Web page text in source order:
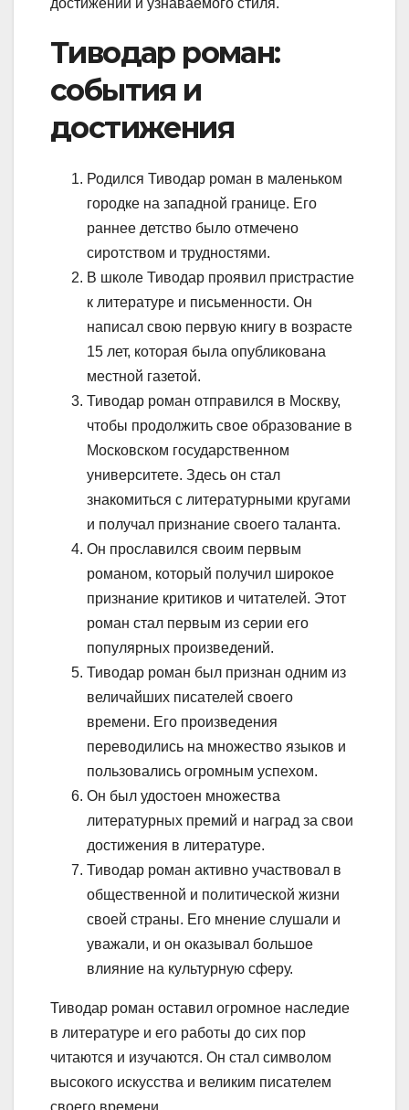
достижений и узнаваемого стиля.
Тиводар роман:
события и
достижения
Родился Тиводар роман в маленьком
городке на западной границе. Его
раннее детство было отмечено
сиротством и трудностями.
В школе Тиводар проявил пристрастие
к литературе и письменности. Он
написал свою первую книгу в возрасте
15 лет, которая была опубликована
местной газетой.
Тиводар роман отправился в Москву,
чтобы продолжить свое образование в
Московском государственном
университете. Здесь он стал
знакомиться с литературными кругами
и получал признание своего таланта.
Он прославился своим первым
романом, который получил широкое
признание критиков и читателей. Этот
роман стал первым из серии его
популярных произведений.
Тиводар роман был признан одним из
величайших писателей своего
времени. Его произведения
переводились на множество языков и
пользовались огромным успехом.
Он был удостоен множества
литературных премий и наград за свои
достижения в литературе.
Тиводар роман активно участвовал в
общественной и политической жизни
своей страны. Его мнение слушали и
уважали, и он оказывал большое
влияние на культурную сферу.
Тиводар роман оставил огромное наследие
в литературе и его работы до сих пор
читаются и изучаются. Он стал символом
высокого искусства и великим писателем